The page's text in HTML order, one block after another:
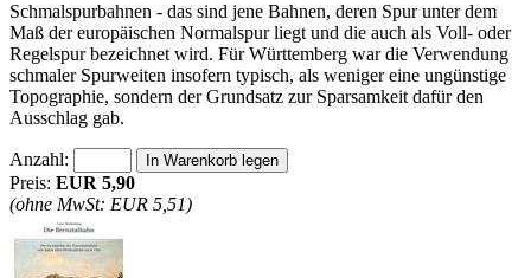
Schmalspurbahnen - das sind jene Bahnen, deren Spur unter dem
Maß der europäischen Normalspur liegt und die auch als Voll- oder
Regelspur bezeichnet wird. Für Württemberg war die Verwendung
schmaler Spurweiten insofern typisch, als weniger eine ungünstige
Topographie, sondern der Grundsatz zur Sparsamkeit dafür den
Ausschlag gab.
Anzahl:
Preis: EUR 5,90
(ohne MwSt: EUR 5,51)